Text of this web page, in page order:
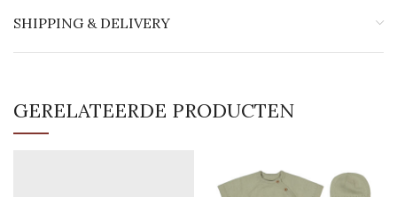
SHIPPING & DELIVERY
GERELATEERDE PRODUCTEN